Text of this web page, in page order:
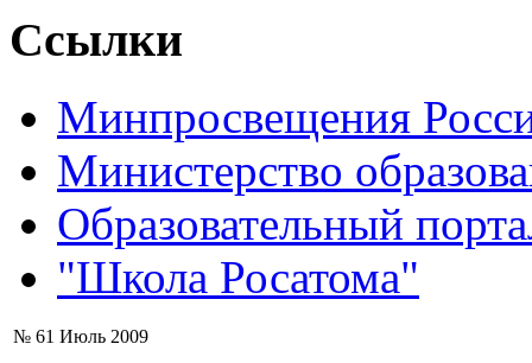
Ссылки
Минпросвещения
Министерство
Образовательный
"Школа Росатома"
№ 61 Июль 2009